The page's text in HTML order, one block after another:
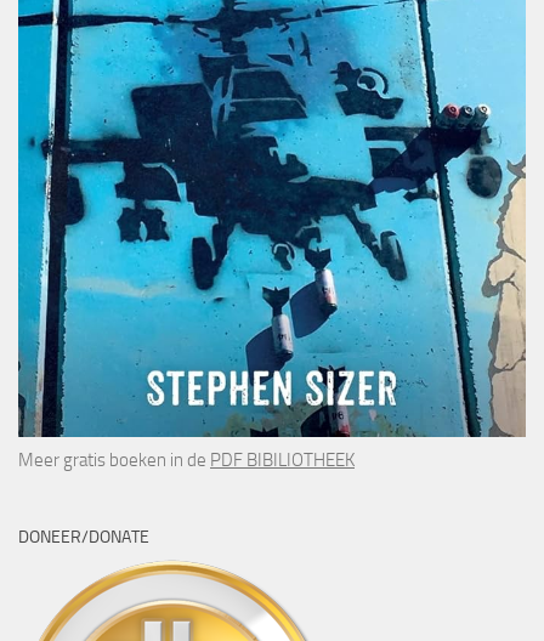
Meer gratis boeken in de PDF BIBILIOTHEEK
DONEER/DONATE